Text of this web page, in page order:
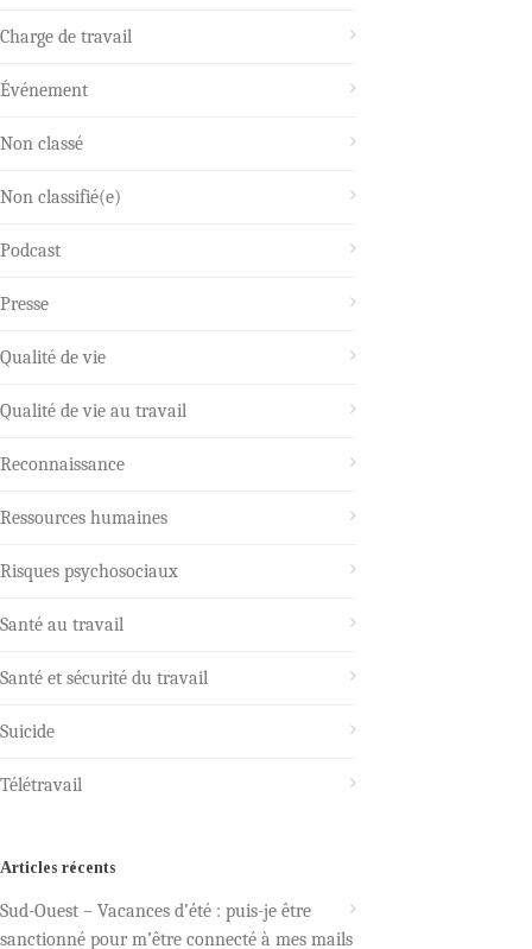
Charge de travail
Événement
Non classé
Non classifié(e)
Podcast
Presse
Qualité de vie
Qualité de vie au travail
Reconnaissance
Ressources humaines
Risques psychosociaux
Santé au travail
Santé et sécurité du travail
Suicide
Télétravail
Articles récents
Sud-Ouest – Vacances d’été : puis-je être
sanctionné pour m’être connecté à mes mails